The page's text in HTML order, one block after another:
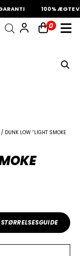
100% ÆGTE
0
/ DUNK LOW “LIGHT SMOKE
STØRRELSESGUIDE